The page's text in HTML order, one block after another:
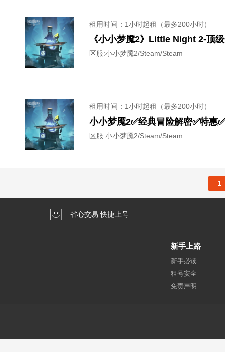
租用时间 ：1小时起租（最多200小时）
《小小梦魇2》Little Night 2-顶
区服:小小梦魇2/Steam/Steam
租用时间 ：1小时起租（最多200小时）
小小梦魇2✅经典冒险解密✅特惠
区服:小小梦魇2/Steam/Steam
1
省心交易 快捷上号
新手上路
新手必读
租号安全
免责声明